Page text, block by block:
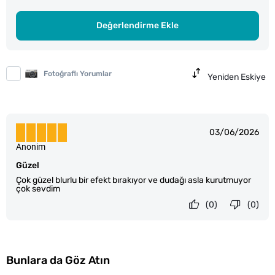
Değerlendirme Ekle
Fotoğraflı Yorumlar Yeniden Eskiye
03/06/2026
Güzel
Çok güzel blurlu bir efekt bırakıyor ve dudağı asla kurutmuyor
çok sevdim
Anonim
(0)
(0)
Bunlara da Göz Atın